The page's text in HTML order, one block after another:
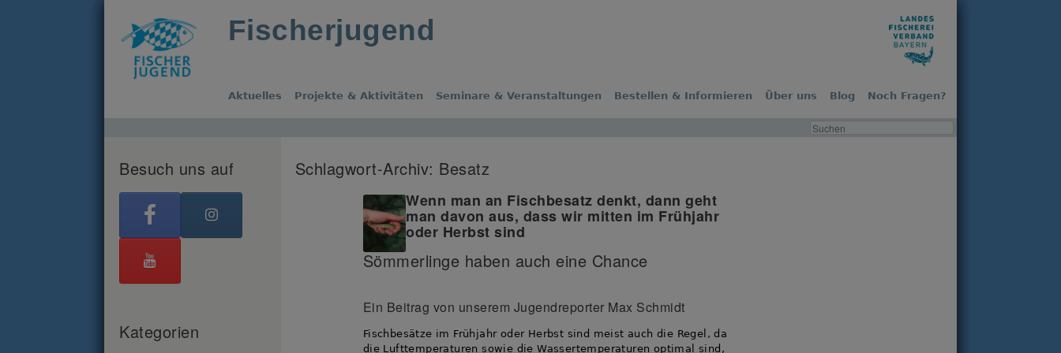
Fischerjugend
Aktuelles Projekte & Aktivitäten Seminare & Veranstaltungen Bestellen & Informieren Über uns Blog Noch Fragen?
Schlagwort-Archiv: Besatz
Sömmerlinge haben auch eine Chance
Wenn man an Fischbesatz denkt, dann geht
man davon aus, dass wir mitten im Frühjahr
oder Herbst sind
Ein Beitrag von unserem Jugendreporter Max Schmidt
Fischbesätze im Frühjahr oder Herbst sind meist auch die Regel, da
die Lufttemperaturen sowie die Wassertemperaturen optimal sind,
Besuch uns auf
Kategorien